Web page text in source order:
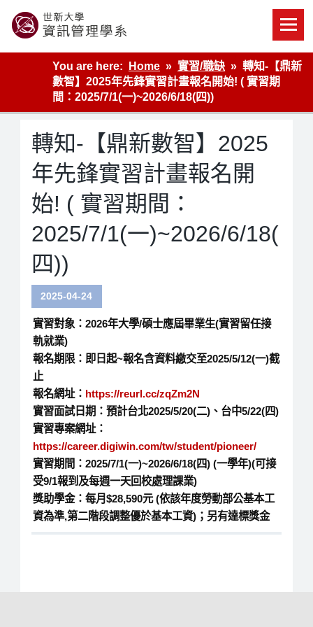
content
世新大學資管系網站
You are here:
Home 實習/職缺
轉知-【鼎新
數智】2025年先鋒實習計畫報名開始! ( 實習期
間：2025/7/1(一)~2026/6/18(四))
轉知-【鼎新數智】2025
年先鋒實習計畫報名開
始! ( 實習期間：
2025/7/1(一)~2026/6/18(
四))
2025-04-24
實習對象：2026年大學/碩士應屆畢業生(實習留任接
軌就業)
報名期限：即日起~報名含資料繳交至2025/5/12(一)截
止
報名網址： https://reurl.cc/zqZm2N
實習面試日期：預計台北2025/5/20(二)、台中5/22(四)
實習專案網址：
https://career.digiwin.com/tw/student/pioneer/
實習期間：2025/7/1(一)~2026/6/18(四) (一學年)(可接
受9/1報到及每週一天回校處理課業)
獎助學金：每月$28,590元 (依該年度勞動部公基本工
資為準,第二階段調整優於基本工資)；另有達標獎金